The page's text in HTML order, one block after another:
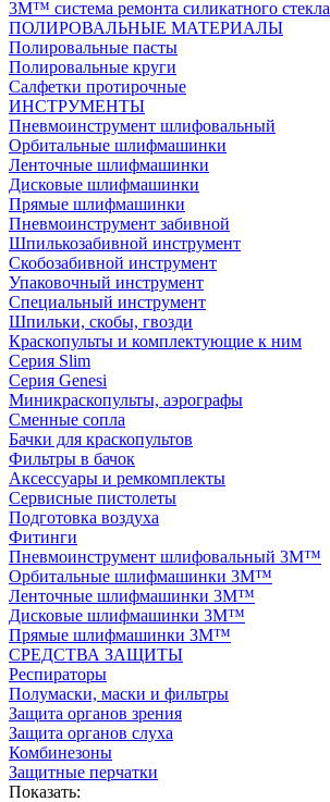
3M™ cистема ремонта силикатного стекла
ПОЛИРОВАЛЬНЫЕ МАТЕРИАЛЫ
Полировальные пасты
Полировальные круги
Салфетки протирочные
ИНСТРУМЕНТЫ
Пневмоинструмент шлифовальный
Орбитальные шлифмашинки
Ленточные шлифмашинки
Дисковые шлифмашинки
Прямые шлифмашинки
Пневмоинструмент забивной
Шпилькозабивной инструмент
Скобозабивной инструмент
Упаковочный инструмент
Специальный инструмент
Шпильки, скобы, гвозди
Краскопульты и комплектующие к ним
Серия Slim
Серия Genesi
Миникраскопульты, аэрографы
Сменные сопла
Бачки для краскопультов
Фильтры в бачок
Аксессуары и ремкомплекты
Сервисные пистолеты
Подготовка воздуха
Фитинги
Пневмоинструмент шлифовальный 3M™
Орбитальные шлифмашинки 3M™
Ленточные шлифмашинки 3M™
Дисковые шлифмашинки 3M™
Прямые шлифмашинки 3M™
СРЕДСТВА ЗАЩИТЫ
Респираторы
Полумаски, маски и фильтры
Защита органов зрения
Защита органов слуха
Комбинезоны
Защитные перчатки
Показать: